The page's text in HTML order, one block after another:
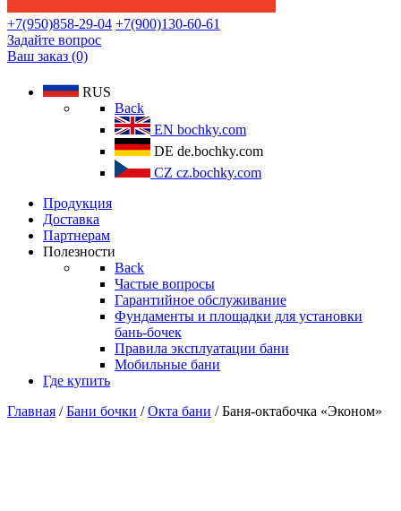
+7(950)858-29-04 +7(900)130-60-61
Задайте вопрос
Ваш заказ (0)
RUS
Back
EN bochky.com
DE de.bochky.com
CZ cz.bochky.com
Продукция
Доставка
Партнерам
Полезности
Back
Частые вопросы
Гарантийное обслуживание
Фундаменты и площадки для установки
бань-бочек
Правила эксплуатации бани
Мобильные бани
Где купить
Главная /Бани бочки /Окта бани / Баня-октабочка «Эконом»